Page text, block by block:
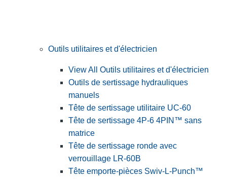
Outils utilitaires et d'électricien
View All Outils utilitaires et d'électricien
Outils de sertissage hydrauliques
manuels
Tête de sertissage utilitaire UC-60
Tête de sertissage 4P-6 4PIN™ sans
matrice
Tête de sertissage ronde avec
verrouillage LR-60B
Tête emporte-pièces Swiv-L-Punch™